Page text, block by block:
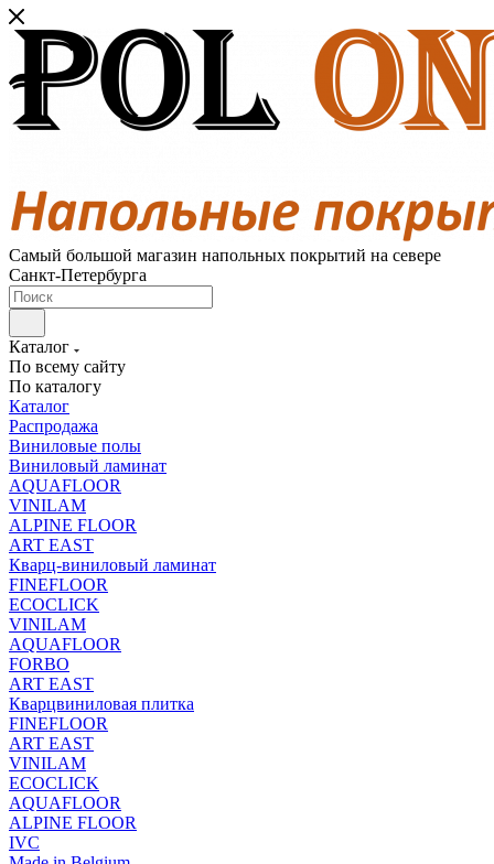
Самый большой магазин напольных покрытий на севере
Санкт-Петербурга
Каталог
По всему сайту
По каталогу
Каталог
Распродажа
Виниловые полы
Виниловый ламинат
AQUAFLOOR
VINILAM
ALPINE FLOOR
ART EAST
Кварц-виниловый ламинат
FINEFLOOR
ECOCLICK
VINILAM
AQUAFLOOR
FORBO
ART EAST
Кварцвиниловая плитка
FINEFLOOR
ART EAST
VINILAM
ECOCLICK
AQUAFLOOR
ALPINE FLOOR
IVC